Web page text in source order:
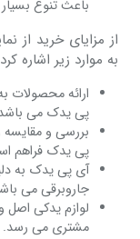
باعث تنوع
از مزایای خرید از
به موارد زیر اشاره
ارائه محصولات
پی یدک می
بررسی و
پی یدک فراهم
آی پی یدک به
جاروبرقی می
لوازم یدکی اصل
مشتری می رسد.